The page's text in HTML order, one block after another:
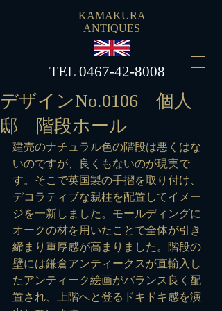
KAMAKURA
ANTIQUES
​TEL 0467-42-8008
デザインNo.0106 個人
邸 階段ホール
建売のナチュラル色の階段は悪くはな
いのですが、良くもないのが現実で
す。そこで英国製の手摺を取り付け、
デコラティブな親柱を配置してイメー
ジを一新しました。モールディングに
オークの材を用いたことで全体が引き
締まり重厚感が高まりました。階段の
壁には鎌倉アンティークスが直輸入し
たアンティーク絵画がバランス良く配
置され、上階へと登るドキドキ感を演